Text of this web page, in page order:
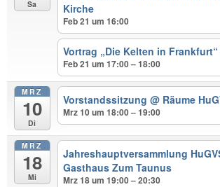
Sa
Kirche
Feb 21 um 16:00
Vortrag „Die Kelten in
Feb 21 um 17:00 – 18:00
MRZ
10
Di
Vorstandssitzung@ Räume
Mrz 10 um 18:00 – 19:00
MRZ
18
Mi
Jahreshauptversammlung
Gasthaus Zum Taunus
Mrz 18 um 19:00 – 20:30